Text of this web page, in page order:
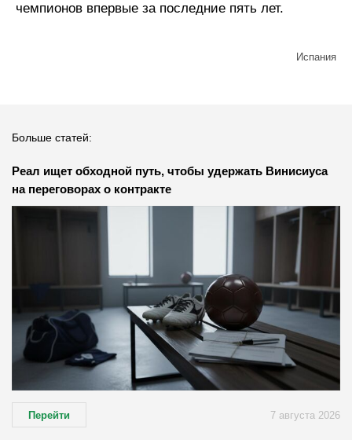
чемпионов впервые за последние пять лет.
Испания
Больше статей:
Реал ищет обходной путь, чтобы удержать Винисиуса
на переговорах о контракте
Перейти 7 августа 2026